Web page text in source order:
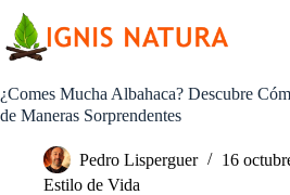
contenido
¿Comes Mucha Albahaca? Descubre
de Maneras Sorprendentes
Pedro Lisperguer
16
Estilo de Vida